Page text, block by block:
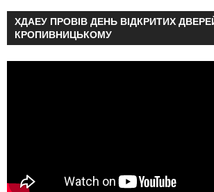
ХДАЕУ ПРОВІВ ДЕНЬ ВІДКРИТИХ
КРОПИВНИЦЬКОМУ